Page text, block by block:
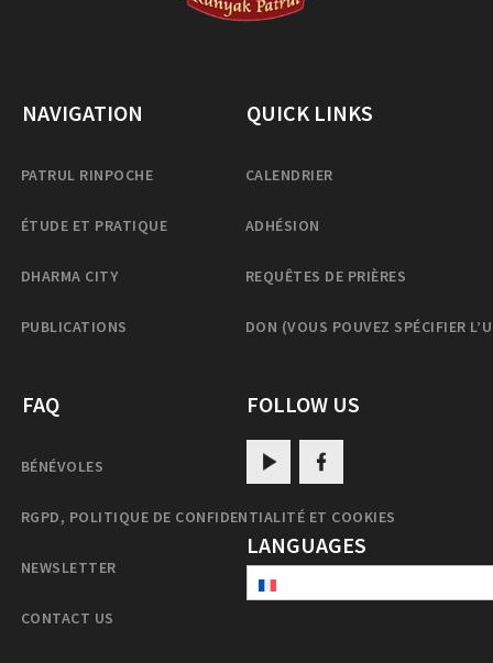
NAVIGATION
PATRUL RINPOCHE
ÉTUDE ET PRATIQUE
DHARMA CITY
PUBLICATIONS
QUICK LINKS
CALENDRIER
ADHÉSION
REQUÊTES DE PRIÈRES
DON (VOUS POUVEZ SPÉCIFIER
FAQ
BÉNÉVOLES
RGPD, POLITIQUE DE CONFIDENTIALITÉ ET COOKIES
NEWSLETTER
CONTACT US
FOLLOW US
LANGUAGES